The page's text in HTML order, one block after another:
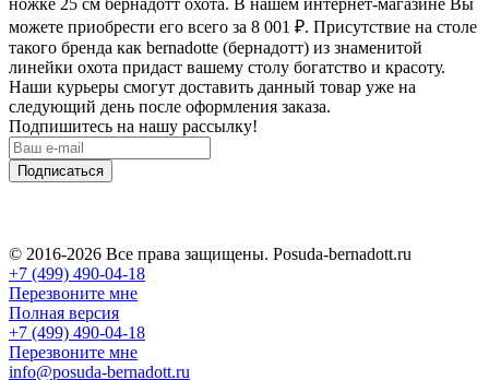
можете приобрести его всего за 8 001 ₽. Присутствие на столе
такого бренда как bernadotte (бернадотт) из знаменитой
линейки охота придаст вашему столу богатство и красоту.
Наши курьеры смогут доставить данный товар уже на
следующий день после оформления заказа.
Подпишитесь на нашу рассылку!
Подписаться
© 2016-2026 Все права защищены. Posuda-bernadott.ru
+7 (499) 490-04-18
Перезвоните мне
Полная версия
+7 (499) 490-04-18
Перезвоните мне
info@posuda-bernadott.ru